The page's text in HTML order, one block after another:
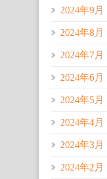
2024年9月
2024年8月
2024年7月
2024年6月
2024年5月
2024年4月
2024年3月
2024年2月